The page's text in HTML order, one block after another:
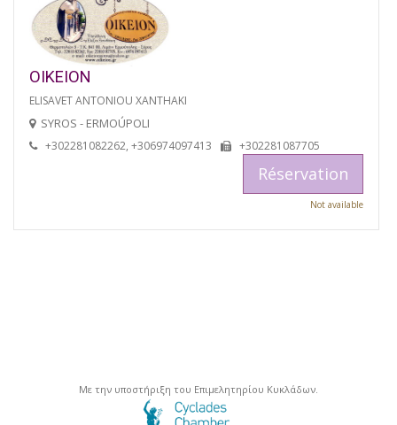
OIKEION
ELISAVET ANTONIOU XANTHAKI
SYROS - ERMOÚPOLI
+302281082262, +306974097413 +302281087705
Réservation
Not available
Με την υποστήριξη του Επιμελητηρίου Κυκλάδων.